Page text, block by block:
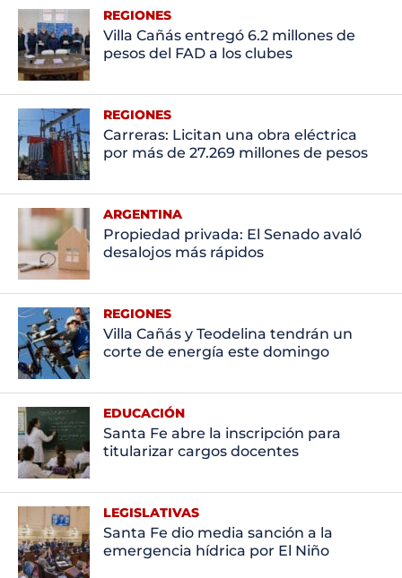
REGIONES
Villa Cañás entregó 6.2 millones de
pesos del FAD a los clubes
REGIONES
Carreras: Licitan una obra eléctrica
por más de 27.269 millones de pesos
ARGENTINA
Propiedad privada: El Senado avaló
desalojos más rápidos
REGIONES
Villa Cañás y Teodelina tendrán un
corte de energía este domingo
EDUCACIÓN
Santa Fe abre la inscripción para
titularizar cargos docentes
LEGISLATIVAS
Santa Fe dio media sanción a la
emergencia hídrica por El Niño